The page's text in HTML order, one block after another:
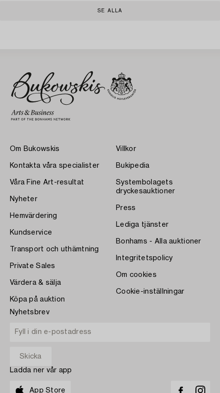
SE ALLA
Om Bukowskis
Kontakta våra specialister
Våra Fine Art-resultat
Nyheter
Hemvärdering
Kundservice
Transport och uthämtning
Private Sales
Värdera & sälja
Köpa på auktion
Villkor
Bukipedia
Systembolagets
dryckesauktioner
Press
Lediga tjänster
Bonhams - Alla auktioner
Integritetspolicy
Om cookies
Cookie-inställningar
Nyhetsbrev
Ladda ner vår app
App Store